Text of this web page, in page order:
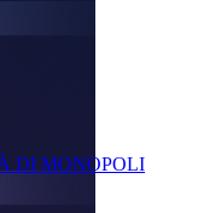
DI MONOPOLI